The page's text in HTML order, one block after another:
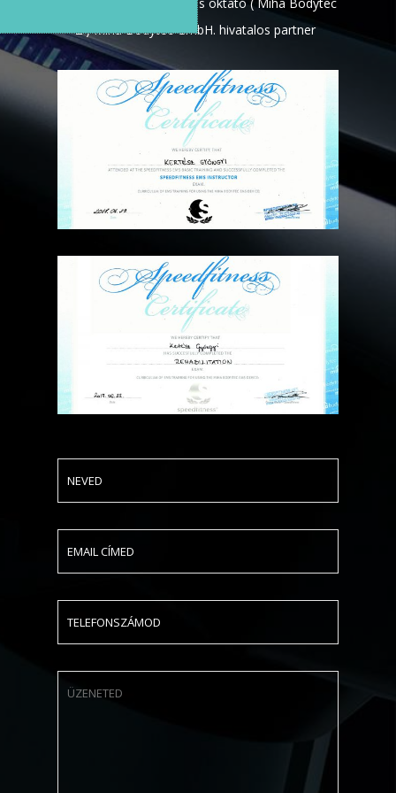
2 ) Miha Bodytec GmbH. hivatalos partner